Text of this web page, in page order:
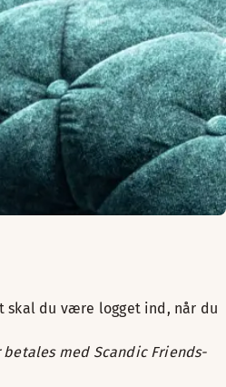
skal du være logget ind, når du
med Scandic Friends-